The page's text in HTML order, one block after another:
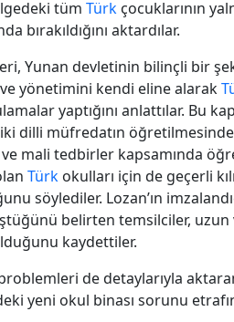
tüm Türk çocuklarının
bırakıldığını aktardılar.
Yunan devletinin bilinçli bir
ve yönetimini kendi eline alarak
yaptığını anlattılar. Bu
dilli müfredatın
mali tedbirler kapsamında
Türk okulları için de geçerli
söylediler. Lozan’ın
belirten temsilciler, uzun
kaydettiler.
de detaylarıyla
yeni okul binası sorunu